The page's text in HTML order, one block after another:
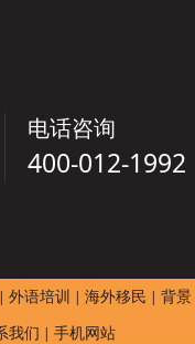
电话咨询
400-012-1992
| 外语培训 | 海外移民 | 背景
我们 | 手机网站